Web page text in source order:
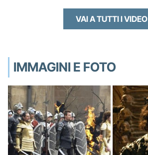
VAI A TUTTI I VIDEO
IMMAGINI E FOTO